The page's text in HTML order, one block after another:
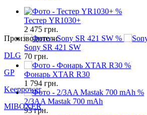
%
Тестер YR1030+
2 475 грн.
%
Sony SR 421 SW
70 грн.
%
Фонарь XTAR R30
1 794 грн.
%
2/3AA Mastak 700 mAh
93грн.
Производители
DLG
GP
Keeppower
MIBOXER